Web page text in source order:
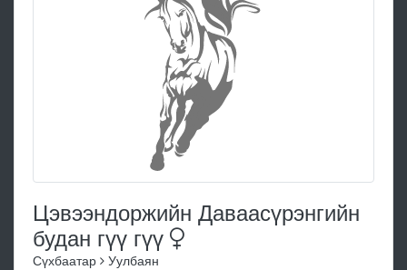
Цэвээндоржийн Даваасүрэнгийн
будан гүү гүү
Сүхбаатар Уулбаян